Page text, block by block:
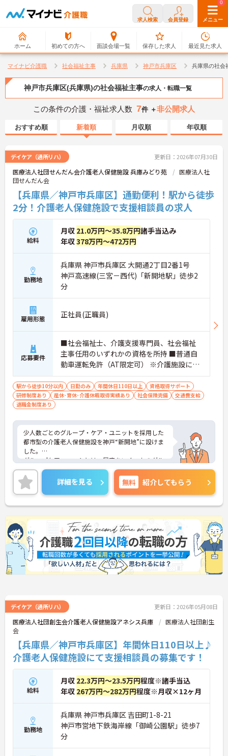
求人検索 会員登録 メニュー
ホーム 初めての方へ 面談会場一覧
0
保存した求人
0
最近見た求人
マイナビ介護職 社会福祉主事 兵庫県 神戸市兵庫区 兵庫県の社会
神戸市兵庫区(兵庫県)の社会福祉主事の求人・転職一覧
この条件の介護・福祉求人数 7件 ＋非公開求人
おすすめ順 新着順 月収順 年収順
デイケア（通所リハ） 更新日：2026年07月30日
医療法人社団せんだん会介護老人保健施設 兵庫みどり苑
医療法人社
団せんだん会
【兵庫県／神戸市兵庫区】通勤便利！駅から徒歩
2分！介護老人保健施設で支援相談員の求人
給料
月収 21.0万円～35.8万円諸手当込み
年収378万円～472万円
勤務地
兵庫県 神戸市兵庫区 大開通2丁目2番1号
神戸高速線(三宮－西代)「新開地駅」徒歩2
分
雇用形態 正社員(正職員)
応募要件
■社会福祉士、介護支援専門員、社会福祉
主事任用のいずれかの資格を所持 ■普通自
動車運転免許（AT限定可） ※介護施設にお
ける相談業務あれば尚可
駅から徒歩10分以内 日勤のみ 年間休日110日以上
資格取得サポート
研修制度あり
産休･育休･介護休暇取得実績あり 社会保険完備
交通費支給
退職金制度あり
少人数ごとのグループ・ケア・ユニットを採用した
都市型の介護老人保健施設を神戸“新開地”に設けま
した。
グループケアユニットとは、居室をいくつかのグル
ープに分け、そのグループごとにケアスペースなど
の設備を備えたフロア環境を言います。家庭的な雰
囲気の中で、少人数制により介護者とご入所者様、
ご入所者様相互の親密度が高くなり信頼関係の安定
が図れます
入所者の心身機能の低下や認知症の度合いにかかわ
らず、入所者の個性と自尊心を尊重しながら、家族
同然のきめ細かなケア・サービスを提供致しており
ます。
詳細を見る 無料 紹介してもらう
デイケア（通所リハ） 更新日：2026年05月08日
医療法人社団創生会介護老人保健施設アネシス兵庫
医療法人社団創生
会
【兵庫県／神戸市兵庫区】年間休日110日以上♪
介護老人保健施設にて支援相談員の募集です！
給料
月収 22.3万円～23.5万円程度※諸手当込
年収 267万円～282万円程度※月収×12ヶ月
勤務地
兵庫県 神戸市兵庫区 吉田町1-8-21
神戸市営地下鉄海岸線「御崎公園駅」徒歩7
分